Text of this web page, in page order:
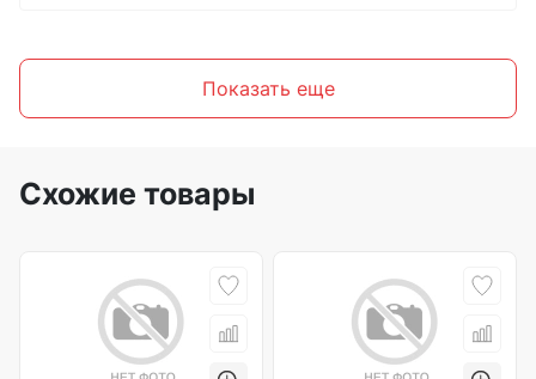
Показать еще
Схожие товары